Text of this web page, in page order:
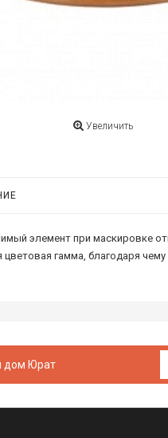
Увеличить
элемент при маскировке
цветовая гамма, благодаря
дом Юрат